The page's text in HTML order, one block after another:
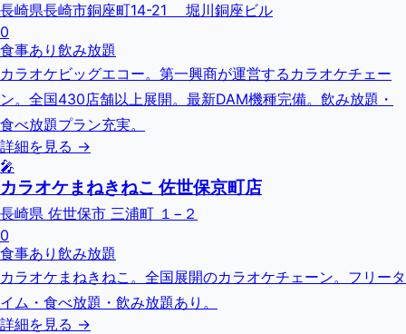
長崎県長崎市銅座町14-21 堀川銅座ビル
0
食事あり 飲み放題
カラオケビッグエコー。第一興商が運営するカラオケチェー
ン。全国430店舗以上展開。最新DAM機種完備。飲み放題・
食べ放題プラン充実。
詳細を見る →
🎤
カラオケまねきねこ 佐世保京町店
長崎県 佐世保市 三浦町 １−２
0
食事あり 飲み放題
カラオケまねきねこ。全国展開のカラオケチェーン。フリータ
イム・食べ放題・飲み放題あり。
詳細を見る →